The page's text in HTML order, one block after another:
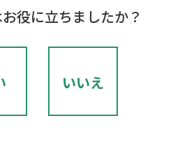
役に立ちましたか？
いいえ